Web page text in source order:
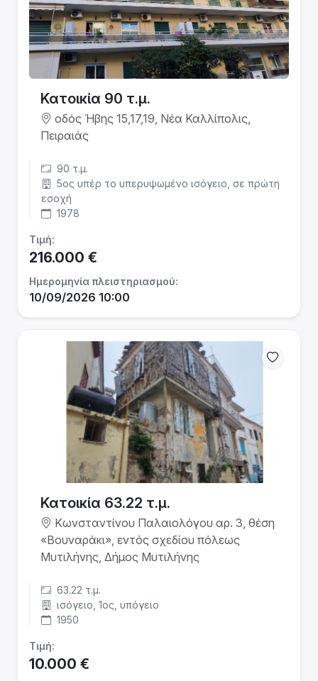
Κατοικία 90 τ.μ.
οδός Ήβης 15,17,19, Νέα Καλλίπολις,
Πειραιάς
90 τ.μ.
5ος υπέρ το υπερυψωμένο ισόγειο, σε πρώτη
εσοχή
1978
Τιμή:
216.000 €
Ημερομηνία πλειστηριασμού:
10/09/2026 10:00
Κατοικία 63.22 τ.μ.
Κωνσταντίνου Παλαιολόγου αρ. 3, θέση
«Βουναράκι», εντός σχεδίου πόλεως
Μυτιλήνης, Δήμος Μυτιλήνης
63.22 τ.μ.
ισόγειο, 1ος, υπόγειο
1950
Τιμή:
10.000 €